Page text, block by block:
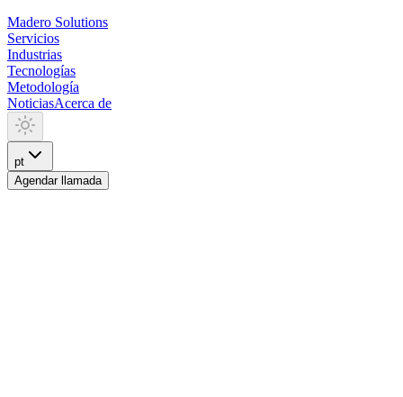
Madero Solutions
Servicios
Industrias
Tecnologías
Metodología
NoticiasAcerca de
pt
Agendar llamada